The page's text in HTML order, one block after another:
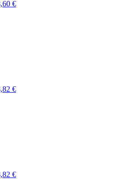
€
€
€